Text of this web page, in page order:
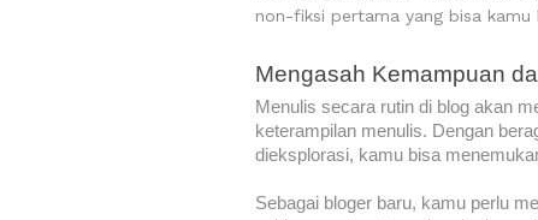
non-fiksi pertama yang bisa
Mengasah Kemampuan
Menulis secara rutin di blog akan
keterampilan menulis. Dengan
dieksplorasi, kamu bisa
Sebagai bloger baru, kamu perlu